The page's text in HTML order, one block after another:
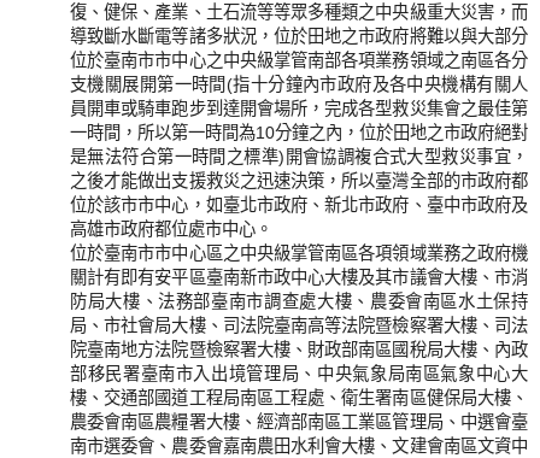
復、健保、產業、土石流等等眾多種類之中央級重大災害，而
導致斷水斷電等諸多狀況，位於田地之市政府將難以與大部分
位於臺南市市中心之中央級掌管南部各項業務領域之南區各分
支機關展開第一時間(指十分鐘內市政府及各中央機構有關人
員開車或騎車跑步到達開會場所，完成各型救災集會之最佳第
一時間，所以第一時間為10分鐘之內，位於田地之市政府絕對
是無法符合第一時間之標準)開會協調複合式大型救災事宜，
之後才能做出支援救災之迅速決策，所以臺灣全部的市政府都
位於該市市中心，如臺北市政府、新北市政府、臺中市政府及
高雄市政府都位處市中心。
位於臺南市市中心區之中央級掌管南區各項領域業務之政府機
關計有即有安平區臺南新市政中心大樓及其市議會大樓、市消
防局大樓、法務部臺南市調查處大樓、農委會南區水土保持
局、市社會局大樓、司法院臺南高等法院暨檢察署大樓、司法
院臺南地方法院暨檢察署大樓、財政部南區國稅局大樓、內政
部移民署臺南市入出境管理局、中央氣象局南區氣象中心大
樓、交通部國道工程局南區工程處、衛生署南區健保局大樓、
農委會南區農糧署大樓、經濟部南區工業區管理局、中選會臺
南市選委會、農委會嘉南農田水利會大樓、文建會南區文資中